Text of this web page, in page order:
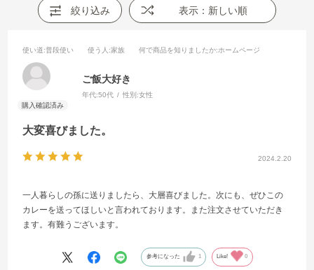
絞り込み 表示：新しい順
2024.2.20
大変喜びました。
使い道:普段使い 使う人 :家族 何で商品を知りましたか:ホームページ
ご飯大好き
年代:50代 性別:女性
一人暮らしの孫に送りましたら、大層喜びました。次にも、ぜひこの
カレーを送ってほしいと言われております。また注文させていただき
ます。有難うございます。
参考になった 1 Like! 0